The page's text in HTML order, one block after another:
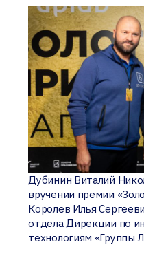
Дубинин Виталий
вручении премии
Королев Илья
отдела Дирекции по
технологиям «Группы